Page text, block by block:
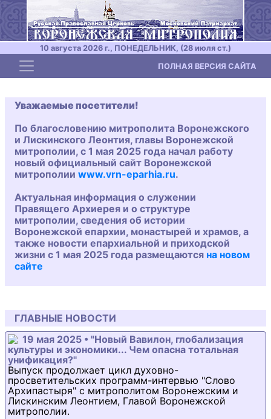
10 августа 2026 г., ПОНЕДЕЛЬНИК, (28 июля ст.)
Toggle navigation ПОЛНАЯ ВЕРСИЯ САЙТА
Уважаемые посетители!
По благословению митрополита Воронежского
и Лискинского Леонтия, главы Воронежской
митрополии, с 1 мая 2025 года начал работу
новый официальный сайт Воронежской
митрополии www.vrn-eparhia.ru.
Актуальная информация о служении
Правящего Архиерея и о структуре
митрополии, сведения об истории
Воронежской епархии, монастырей и храмов, а
также новости епархиальной и приходской
жизни с 1 мая 2025 года размещаются на новом
сайте
ГЛАВНЫЕ НОВОСТИ
19 мая 2025 • "Новый Вавилон, глобализация
культуры и экономики... Чем опасна тотальная
унификация?"
Выпуск продолжает цикл духовно-
просветительских программ-интервью "Слово
Архипастыря" с митрополитом Воронежским и
Лискинским Леонтием, Главой Воронежской
митрополии.